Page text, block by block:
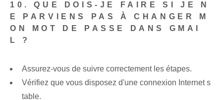
10. QUE DOIS-JE FAIRE SI JE N
E PARVIENS PAS À CHANGER M
ON MOT DE PASSE DANS GMAI
L ?
Assurez-vous de suivre correctement les étapes.
Vérifiez que vous disposez d'une connexion Internet s
table.